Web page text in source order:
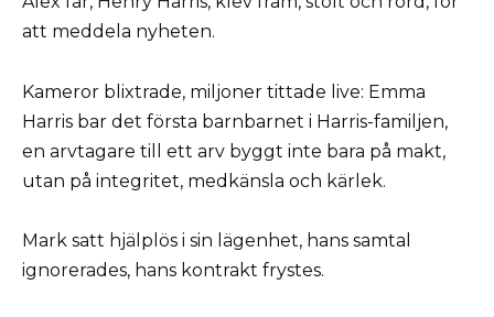
att meddela nyheten.
Kameror blixtrade, miljoner tittade live: Emma
Harris bar det första barnbarnet i Harris-familjen,
en arvtagare till ett arv byggt inte bara på makt,
utan på integritet, medkänsla och kärlek.
Mark satt hjälplös i sin lägenhet, hans samtal
ignorerades, hans kontrakt frystes.